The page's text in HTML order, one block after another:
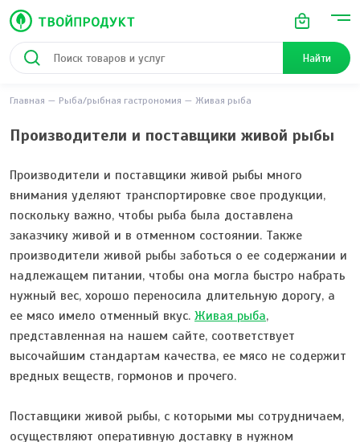
Найти
Главная Рыба/рыбная гастрономия Живая рыба
Производители и поставщики живой рыбы
Производители и поставщики живой рыбы много
внимания уделяют транспортировке свое продукции,
поскольку важно, чтобы рыба была доставлена
заказчику живой и в отменном состоянии. Также
производители живой рыбы заботься о ее содержании и
надлежащем питании, чтобы она могла быстро набрать
нужный вес, хорошо переносила длительную дорогу, а
ее мясо имело отменный вкус. Живая рыба,
представленная на нашем сайте, соответствует
высочайшим стандартам качества, ее мясо не содержит
вредных веществ, гормонов и прочего.
Поставщики живой рыбы, с которыми мы сотрудничаем,
осуществляют оперативную доставку в нужном